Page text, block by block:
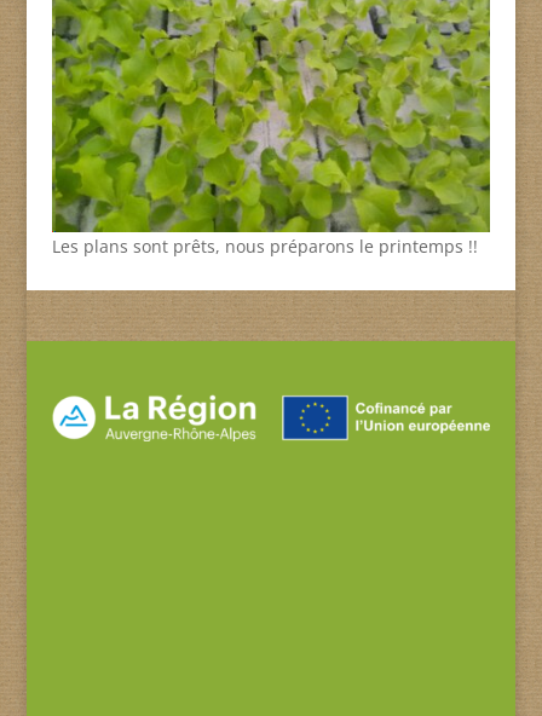
Les plans sont prêts, nous préparons le printemps !!